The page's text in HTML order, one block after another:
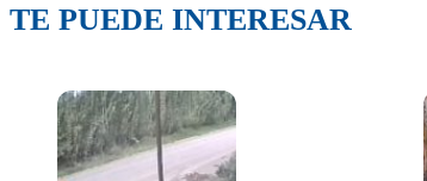
TE PUEDE INTERESAR